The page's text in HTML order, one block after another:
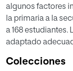
algunos factores
la primaria a la
a 168 estudiantes.
adaptado
tutorado de la
Colecciones